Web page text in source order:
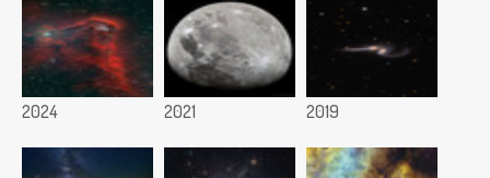
2024 2021 2019